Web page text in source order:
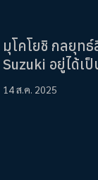
มุโคโยชิ กลยุท
Suzuki อยู่ได้เ
14 ส.ค. 2025